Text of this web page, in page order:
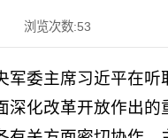
浏览次数:53
委主席习近平在听
化改革开放作出